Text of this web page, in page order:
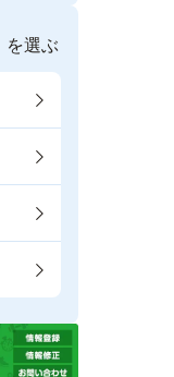
を選ぶ